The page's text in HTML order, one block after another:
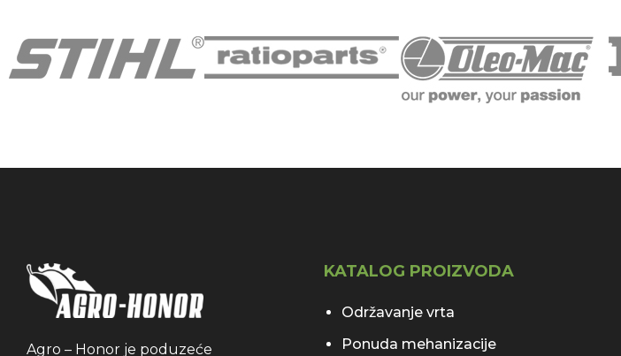
Agro – Honor je poduzeće
KATALOG PROIZVODA
Održavanje vrta
Ponuda mehanizacije